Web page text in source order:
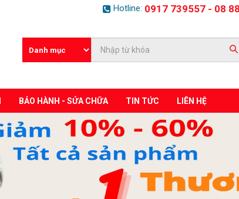
Hotline: 0917 739557 - 08
BẢO HÀNH - SỬA CHỮA TIN TỨC LIÊN HỆ